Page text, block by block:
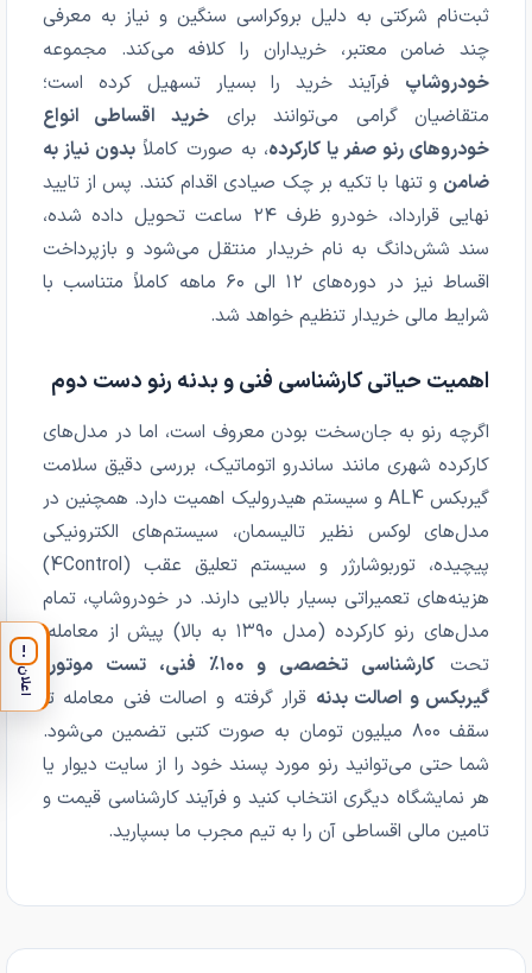
ثبت‌نام شرکتی به دلیل بروکراسی سنگین و نیاز به معرفی
چند ضامن معتبر، خریداران را کلافه می‌کند. مجموعه
خودروشاپ فرآیند خرید را بسیار تسهیل کرده است؛
متقاضیان گرامی می‌توانند برایخرید اقساطی انواع
خودروهای رنو صفر یا کارکرده، به صورت کاملاًبدون نیاز به
ضامن و تنها با تکیه بر چک صیادی اقدام کنند. پس از تایید
نهایی قرارداد، خودرو ظرف ۲۴ ساعت تحویل داده شده،
سند شش‌دانگ به نام خریدار منتقل می‌شود و بازپرداخت
اقساط نیز در دوره‌های ۱۲ الی ۶۰ ماهه کاملاً متناسب با
شرایط مالی خریدار تنظیم خواهد شد.
اهمیت حیاتی کارشناسی فنی و بدنه رنو دست دوم
اگرچه رنو به جان‌سخت بودن معروف است، اما در مدل‌های
کارکرده شهری مانند ساندرو اتوماتیک، بررسی دقیق سلامت
گیربکس AL4 و سیستم هیدرولیک اهمیت دارد. همچنین در
مدل‌های لوکس نظیر تالیسمان، سیستم‌های الکترونیکی
پیچیده، توربوشارژر و سیستم تعلیق عقب (4Control)
هزینه‌های تعمیراتی بسیار بالایی دارند. در خودروشاپ، تمام
مدل‌های رنو کارکرده (مدل ۱۳۹۰ به بالا) پیش از معامله،
تحت
کارشناسی تخصصی و ۱۰۰٪ فنی، تست موتور،
گیربکس و اصالت بدنه قرار گرفته و اصالت فنی معامله تا
سقف ۸۰۰ میلیون تومان به صورت کتبی تضمین می‌شود.
شما حتی می‌توانید رنو مورد پسند خود را از سایت دیوار یا
هر نمایشگاه دیگری انتخاب کنید و فرآیند کارشناسی قیمت و
تامین مالی اقساطی آن را به تیم مجرب ما بسپارید.
!
اعلان